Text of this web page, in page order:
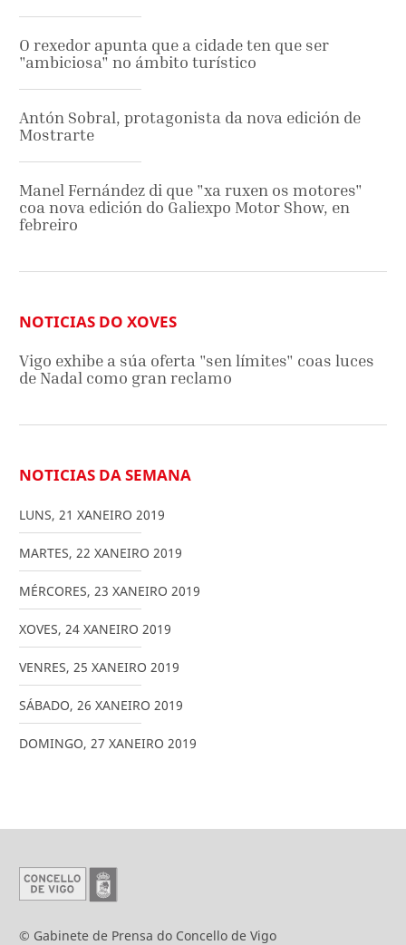
O rexedor apunta que a cidade ten que ser
"ambiciosa" no ámbito turístico
Antón Sobral, protagonista da nova edición de
Mostrarte
Manel Fernández di que "xa ruxen os motores"
coa nova edición do Galiexpo Motor Show, en
febreiro
NOTICIAS DO XOVES
Vigo exhibe a súa oferta "sen límites" coas luces
de Nadal como gran reclamo
NOTICIAS DA SEMANA
LUNS, 21 XANEIRO 2019
MARTES, 22 XANEIRO 2019
MÉRCORES, 23 XANEIRO 2019
XOVES, 24 XANEIRO 2019
VENRES, 25 XANEIRO 2019
SÁBADO, 26 XANEIRO 2019
DOMINGO, 27 XANEIRO 2019
© Gabinete de Prensa do Concello de Vigo